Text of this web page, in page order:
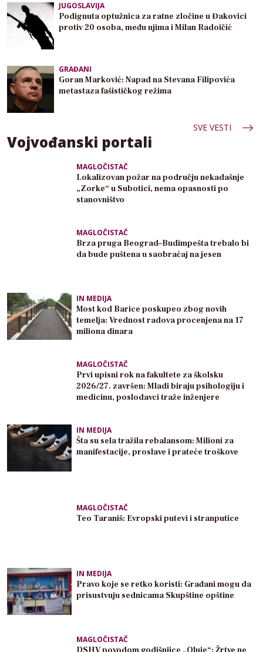
JUGOSLAVIJA
Podignuta optužnica za ratne zločine u Đakovici
protiv 20 osoba, među njima i Milan Radoičić
GRAĐANI
Goran Marković: Napad na Stevana Filipovića
metastaza fašističkog režima
SVE VESTI
Vojvođanski portali
MAGLOČISTAČ
Lokalizovan požar na području nekadašnje
„Zorke“ u Subotici, nema opasnosti po
stanovništvo
MAGLOČISTAČ
Brza pruga Beograd–Budimpešta trebalo bi
da bude puštena u saobraćaj na jesen
IN MEDIJA
Most kod Barice poskupeo zbog novih
temelja: Vrednost radova procenjena na 17
miliona dinara
MAGLOČISTAČ
Prvi upisni rok na fakultete za školsku
2026/27. završen: Mladi biraju psihologiju i
medicinu, poslodavci traže inženjere
IN MEDIJA
Šta su sela tražila rebalansom: Milioni za
manifestacije, proslave i prateće troškove
MAGLOČISTAČ
Teo Taraniš: Evropski putevi i stranputice
IN MEDIJA
Pravo koje se retko koristi: Građani mogu da
prisustvuju sednicama Skupštine opštine
MAGLOČISTAČ